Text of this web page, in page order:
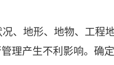
、地形、地物、工程
理产生不利 影响。确